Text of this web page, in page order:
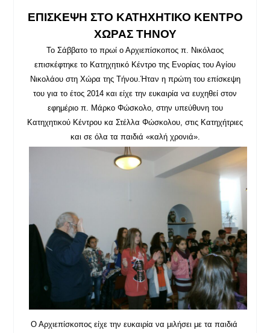
ΕΠΙΣΚΕΨΗ ΣΤΟ ΚΑΤΗΧΗΤΙΚΟ ΚΕΝΤΡΟ
ΧΩΡΑΣ ΤΗΝΟΥ
Το Σάββατο το πρωί ο Αρχιεπίσκοπος π. Νικόλαος
επισκέφτηκε το Κατηχητικό Κέντρο της Ενορίας του Αγίου
Νικολάου στη Χώρα της Τήνου.Ήταν η πρώτη του επίσκεψη
του για το έτος 2014 και είχε την ευκαιρία να ευχηθεί στον
εφημέριο π. Μάρκο Φώσκολο, στην υπεύθυνη του
Κατηχητικού Κέντρου κα Στέλλα Φώσκολου, στις Κατηχήτριες
και σε όλα τα παιδιά «καλή χρονιά».
Ο Αρχιεπίσκοπος είχε την ευκαιρία να μιλήσει με τα παιδιά